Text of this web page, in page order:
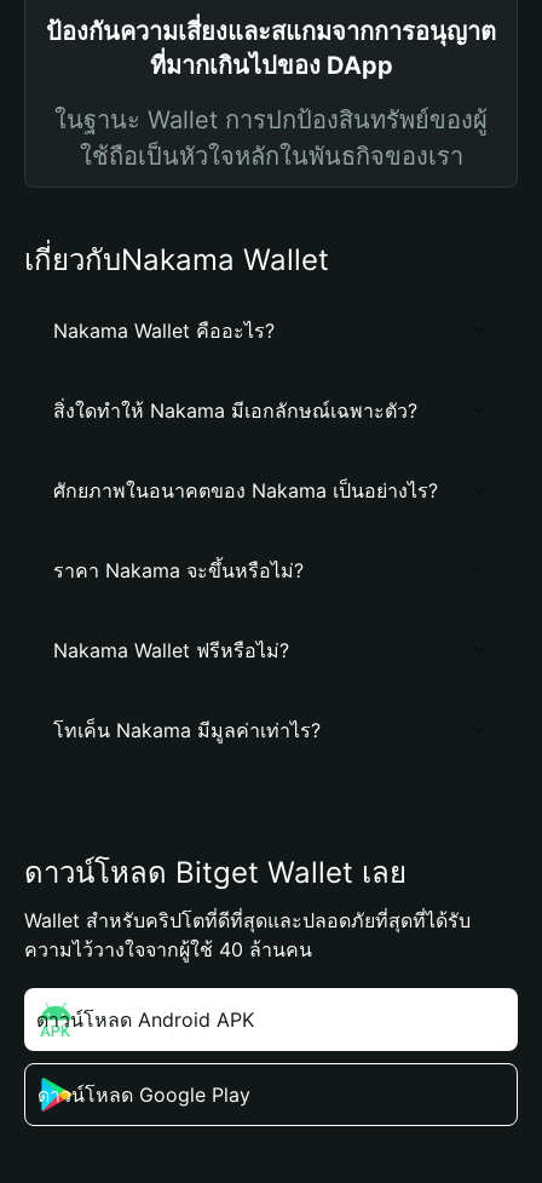
ป้องกันความเสี่ยงและสแกมจากการอนุญาต
ที่มากเกินไปของ DApp
ในฐานะ Wallet การปกป้องสินทรัพย์ของผู้
ใช้ถือเป็นหัวใจหลักในพันธกิจของเรา
เกี่ยวกับNakama Wallet
Nakama Wallet คืออะไร?
สิ่งใดทำให้ Nakama มีเอกลักษณ์เฉพาะตัว?
ศักยภาพในอนาคตของ Nakama เป็นอย่างไร?
ราคา Nakama จะขึ้นหรือไม่?
Nakama Wallet ฟรีหรือไม่?
โทเค็น Nakama มีมูลค่าเท่าไร?
ดาวน์โหลด Bitget Wallet เลย
Wallet สำหรับคริปโตที่ดีที่สุดและปลอดภัยที่สุดที่ได้รับ
ความไว้วางใจจากผู้ใช้ 40 ล้านคน
ดาวน์โหลด Android APK
ดาวน์โหลด Google Play